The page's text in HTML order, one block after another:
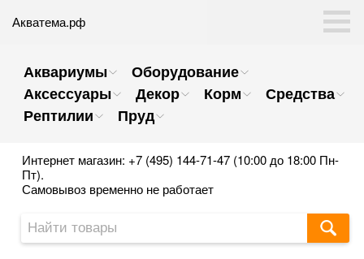
Акватема.рф
Аквариумы
Оборудование
Аксессуары
Декор Корм
Средства
Рептилии
Пруд
Интернет магазин: +7 (495) 144-71-47 (10:00 до 18:00 Пн-
Пт).
Самовывоз временно не работает